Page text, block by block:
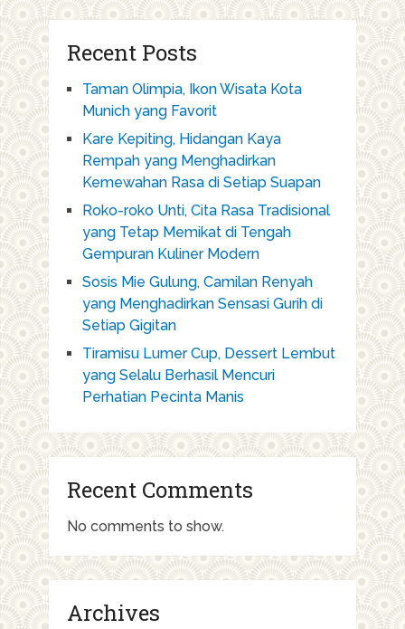
Recent Posts
Taman Olimpia, Ikon Wisata Kota
Munich yang Favorit
Kare Kepiting, Hidangan Kaya
Rempah yang Menghadirkan
Kemewahan Rasa di Setiap Suapan
Roko-roko Unti, Cita Rasa Tradisional
yang Tetap Memikat di Tengah
Gempuran Kuliner Modern
Sosis Mie Gulung, Camilan Renyah
yang Menghadirkan Sensasi Gurih di
Setiap Gigitan
Tiramisu Lumer Cup, Dessert Lembut
yang Selalu Berhasil Mencuri
Perhatian Pecinta Manis
Recent Comments
No comments to show.
Archives